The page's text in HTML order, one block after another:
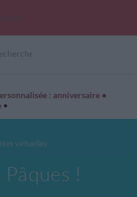
: anniversaire •
• de naissance
virtuelles
Pâques !